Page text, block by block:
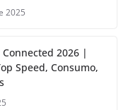
2025
2026 |
Speed, Consumo,